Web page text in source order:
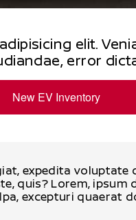
elit.
error
New EV Inventory
expedita
quis? Lorem,
excepturi quaerat